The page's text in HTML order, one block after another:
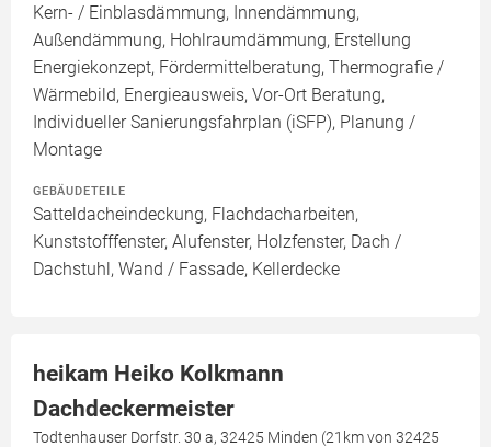
Kern- / Einblasdämmung, Innendämmung,
Außendämmung, Hohlraumdämmung, Erstellung
Energiekonzept, Fördermittelberatung, Thermografie /
Wärmebild, Energieausweis, Vor-Ort Beratung,
Individueller Sanierungsfahrplan (iSFP), Planung /
Montage
GEBÄUDETEILE
Satteldacheindeckung, Flachdacharbeiten,
Kunststofffenster, Alufenster, Holzfenster, Dach /
Dachstuhl, Wand / Fassade, Kellerdecke
heikam Heiko Kolkmann
Dachdeckermeister
Todtenhauser Dorfstr. 30 a, 32425 Minden (21km von 32425